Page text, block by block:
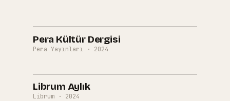
Pera Kültür Dergisi
Pera Yayınları · 2024
Librum Aylık
Librum · 2024